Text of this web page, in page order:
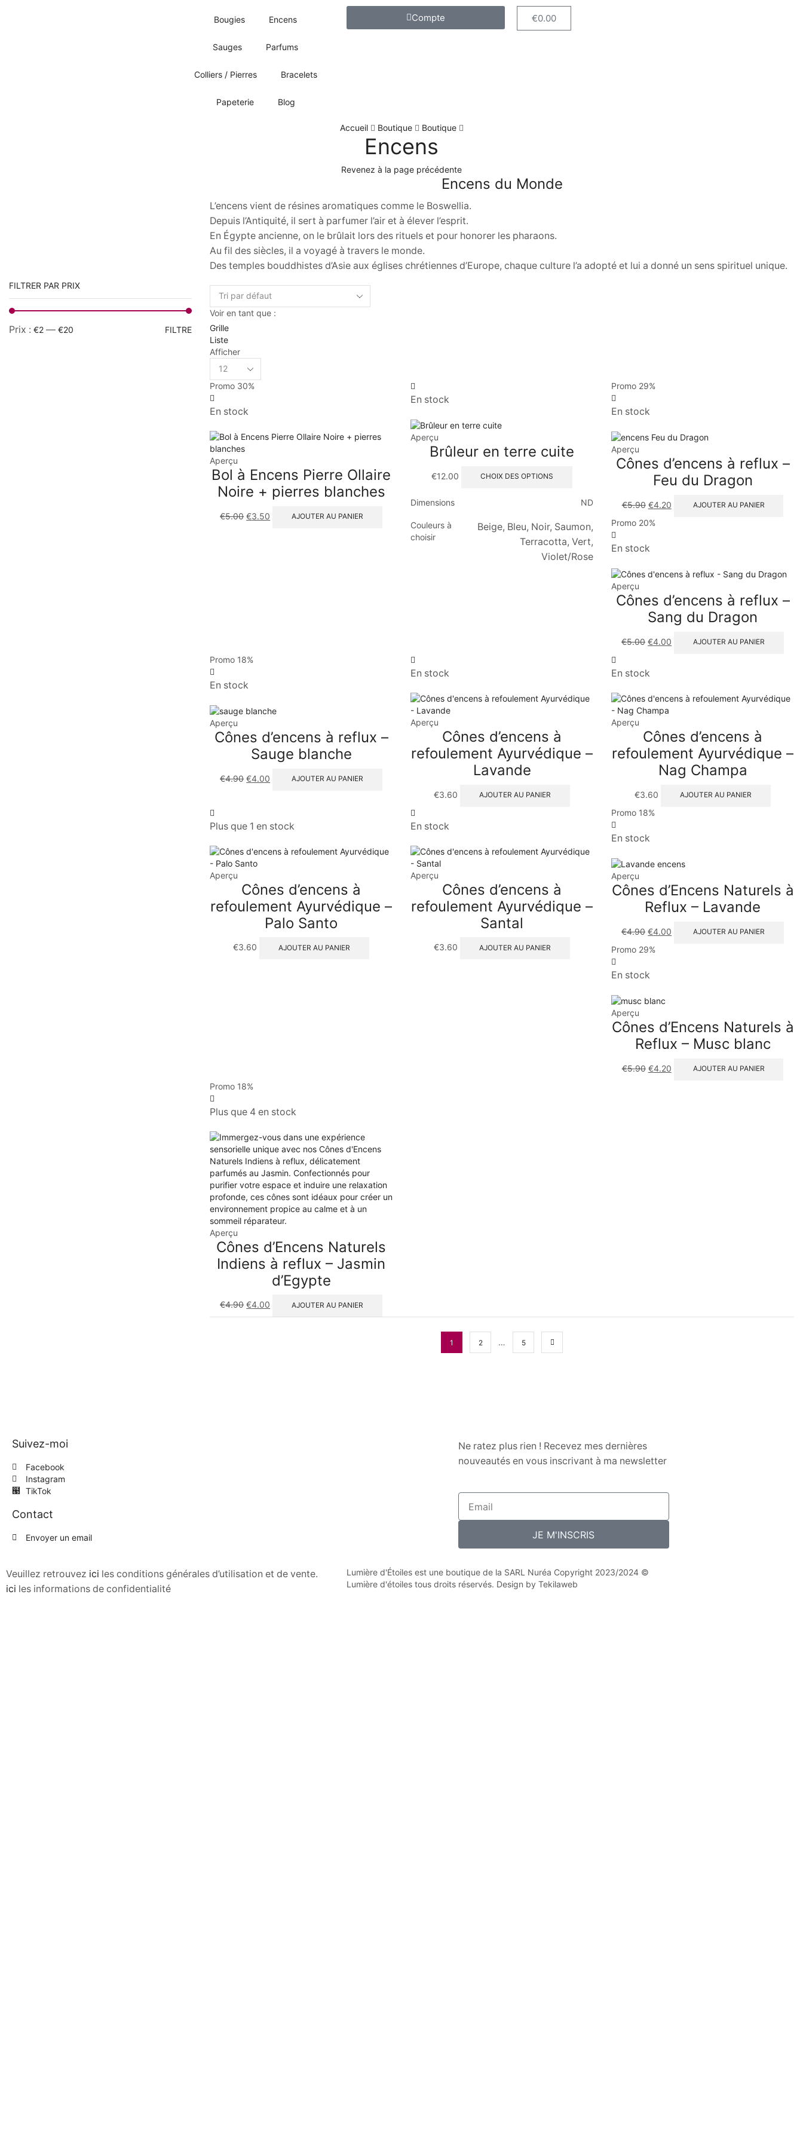
Bougies Encens
Sauges Parfums
Colliers / Pierres Bracelets
Papeterie Blog
Compte €0.00
Accueil Boutique Boutique
Encens
Revenez à la page précédente
Encens du Monde
L’encens vient de résines aromatiques comme le Boswellia.
Depuis l’Antiquité, il sert à parfumer l’air et à élever l’esprit.
En Égypte ancienne, on le brûlait lors des rituels et pour honorer les pharaons.
Au fil des siècles, il a voyagé à travers le monde.
Des temples bouddhistes d’Asie aux églises chrétiennes d’Europe, chaque culture l’a adopté et lui a donné un sens spirituel unique.
Voir en tant que :
Grille
Liste
Afficher
Promo 30%
En stock
Aperçu
Bol à Encens Pierre Ollaire
Noire + pierres blanches
€5.00 €3.50 AJOUTER AU PANIER
En stock
Aperçu
Brûleur en terre cuite
€12.00 CHOIX DES OPTIONS
Dimensions ND
Couleurs à
choisir
Beige, Bleu, Noir, Saumon,
Terracotta, Vert,
Violet/Rose
Promo 29%
En stock
Aperçu
Cônes d’encens à reflux –
Feu du Dragon
€5.90 €4.20 AJOUTER AU PANIER
Promo 20%
En stock
Aperçu
Cônes d’encens à reflux –
Sang du Dragon
€5.00 €4.00 AJOUTER AU PANIER
Promo 18%
En stock
Aperçu
Cônes d’encens à reflux –
Sauge blanche
€4.90 €4.00 AJOUTER AU PANIER
En stock
Aperçu
Cônes d’encens à
refoulement Ayurvédique –
Lavande
€3.60 AJOUTER AU PANIER
En stock
Aperçu
Cônes d’encens à
refoulement Ayurvédique –
Nag Champa
€3.60 AJOUTER AU PANIER
Plus que 1 en stock
Aperçu
Cônes d’encens à
refoulement Ayurvédique –
Palo Santo
€3.60 AJOUTER AU PANIER
En stock
Aperçu
Cônes d’encens à
refoulement Ayurvédique –
Santal
€3.60 AJOUTER AU PANIER
Promo 18%
En stock
Aperçu
Cônes d’Encens Naturels à
Reflux – Lavande
€4.90 €4.00 AJOUTER AU PANIER
Promo 29%
En stock
Aperçu
Cônes d’Encens Naturels à
Reflux – Musc blanc
€5.90 €4.20 AJOUTER AU PANIER
Promo 18%
Plus que 4 en stock
Aperçu
Cônes d’Encens Naturels
Indiens à reflux – Jasmin
d’Egypte
€4.90 €4.00 AJOUTER AU PANIER
1 2 … 5
FILTRER PAR PRIX
FILTRE
Prix : €2 — €20
Suivez-moi
Facebook
Instagram
TikTok
Contact
Envoyer un email
Ne ratez plus rien ! Recevez mes dernières
nouveautés en vous inscrivant à ma newsletter
JE M'INSCRIS
Veuillez retrouvez ici les conditions générales d’utilisation et de vente.
ici les informations de confidentialité
Lumière d'Étoiles est une boutique de la SARL Nuréa Copyright 2023/2024 ©
Lumière d'étoiles tous droits réservés. Design by Tekilaweb